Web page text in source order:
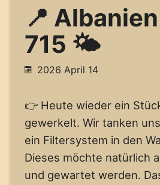
📍
715 🌤️
2026 April 14
👉 Heute wieder ein
gewerkelt. Wir tanken
ein Filtersystem in den
Dieses möchte natürlich
und gewartet werden.